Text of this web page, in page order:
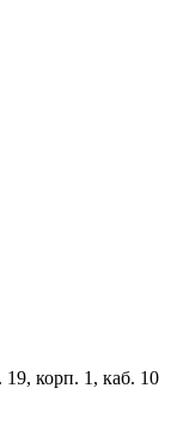
19, корп. 1, каб. 10